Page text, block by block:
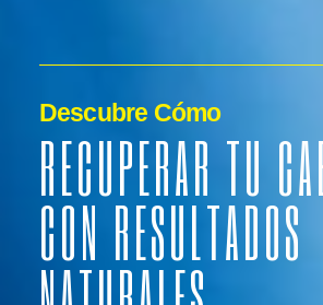
Descubre Cómo
RECUPERAR TU
CON RESULTADOS